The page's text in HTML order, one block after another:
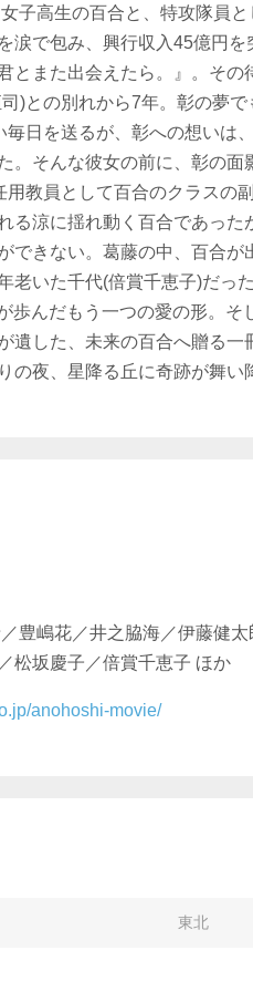
子高生の百合と、特攻隊員と
涙で包み、興行収入45億円を
とまた出会えたら。』。その
)との別れから7年。彰の夢で
日を送るが、彰への想いは
。そんな彼女の前に、彰の面
教員として百合のクラスの
る涼に揺れ動く百合であった
できない。葛藤の中、百合が
老いた千代(倍賞千恵子)だっ
歩んだもう一つの愛の形。そ
遺した、未来の百合へ贈る一
の夜、星降る丘に奇跡が舞い
豊嶋花／井之脇海／伊藤健太
松坂慶子／倍賞千恵子 ほか
anohoshi-movie/
東北